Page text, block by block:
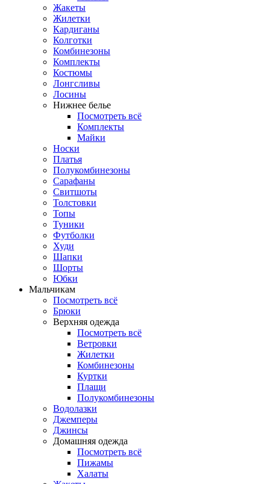
Жакеты
Жилетки
Кардиганы
Колготки
Комбинезоны
Комплекты
Костюмы
Лонгсливы
Лосины
Нижнее белье
Посмотреть всё
Комплекты
Майки
Носки
Платья
Полукомбинезоны
Сарафаны
Свитшоты
Толстовки
Топы
Туники
Футболки
Худи
Шапки
Шорты
Юбки
Мальчикам
Посмотреть всё
Брюки
Верхняя одежда
Посмотреть всё
Ветровки
Жилетки
Комбинезоны
Куртки
Плащи
Полукомбинезоны
Водолазки
Джемперы
Джинсы
Домашняя одежда
Посмотреть всё
Пижамы
Халаты